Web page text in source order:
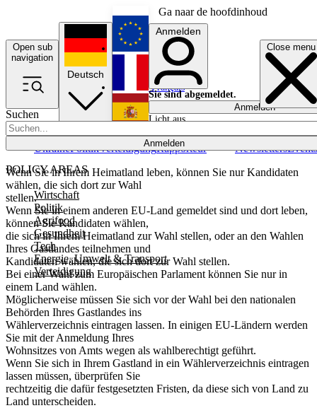
Ga naar de hoofdinhoud
Open sub
navigation
Close menu
Suchen
Anmelden
POLICY AREAS
Wirtschaft
Politik
Agrifood
Gesundheit
Tech
Energie, Umwelt & Transport
Verteidigung
UkrainePolitikVerteidigungRapporteur NewslettersEvents
Deutsch
English
Français
Anmelden
Sie sind abgemeldet.
Anmelden
Licht aus
Wenn Sie in Ihrem Heimatland leben, können Sie nur Kandidaten
wählen, die sich dort zur Wahl
stellen.
Wenn Sie in einem anderen EU-Land gemeldet sind und dort leben,
können Sie Kandidaten wählen,
die sich in Ihrem Heimatland zur Wahl stellen, oder an den Wahlen
Ihres Gastlandes teilnehmen und
Kandidaten wählen, die sich dort zur Wahl stellen.
Bei einer Wahl zum Europäischen Parlament können Sie nur in
einem Land wählen.
Möglicherweise müssen Sie sich vor der Wahl bei den nationalen
Behörden Ihres Gastlandes ins
Wählerverzeichnis eintragen lassen. In einigen EU-Ländern werden
Sie mit der Anmeldung Ihres
Wohnsitzes von Amts wegen als wahlberechtigt geführt.
Wenn Sie sich in Ihrem Gastland in ein Wählerverzeichnis eintragen
lassen müssen, überprüfen Sie
rechtzeitig die dafür festgesetzten Fristen, da diese sich von Land zu
Land unterscheiden.